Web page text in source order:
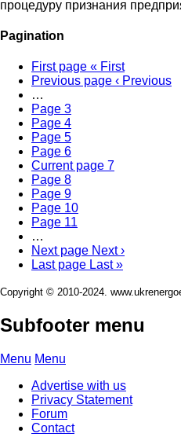
процедуру признания
Pagination
First page « First
Previous page ‹ Previous
…
Page 3
Page 4
Page 5
Page 6
Current page 7
Page 8
Page 9
Page 10
Page 11
…
Next page Next ›
Last page Last »
Copyright © 2010-2024.
Subfooter menu
Menu Menu
Advertise with us
Privacy Statement
Forum
Contact